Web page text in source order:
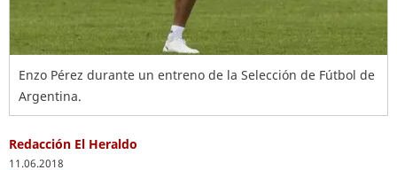
Enzo Pérez durante un entreno de la Selección de Fútbol de
Argentina.
Redacción El Heraldo
11.06.2018